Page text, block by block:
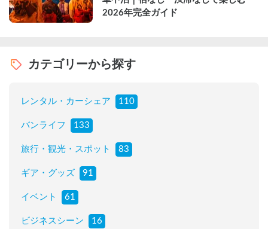
2026年完全ガイド
カテゴリーから探す
レンタル・カーシェア 110
バンライフ 133
旅行・観光・スポット 83
ギア・グッズ 91
イベント 61
ビジネスシーン 16